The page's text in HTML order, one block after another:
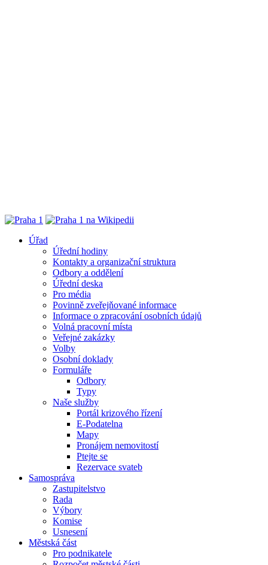
Úřad
Úřední hodiny
Kontakty a organizační struktura
Odbory a oddělení
Úřední deska
Pro média
Povinně zveřejňované informace
Informace o zpracování osobních údajů
Volná pracovní místa
Veřejné zakázky
Volby
Osobní doklady
Formuláře
Odbory
Typy
Naše služby
Portál krizového řízení
E-Podatelna
Mapy
Pronájem nemovitostí
Ptejte se
Rezervace svateb
Samospráva
Zastupitelstvo
Rada
Výbory
Komise
Usnesení
Městská část
Pro podnikatele